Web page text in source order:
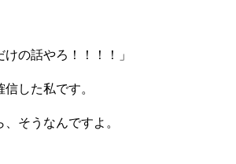
の話やろ！！！！」
した私です。
そうなんですよ。